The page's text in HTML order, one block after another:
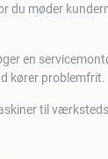
du møder
en
kører problemfrit.
til